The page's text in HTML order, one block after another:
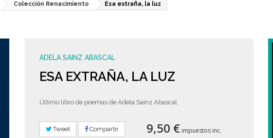
Colección Renacimiento Esa extraña, la luz
ADELA SAINZ ABASCAL
ESA EXTRAÑA, LA LUZ
Último libro de poemas de Adela Sainz Abascal.
Tweet Compartir 9,50 € impuestos inc.